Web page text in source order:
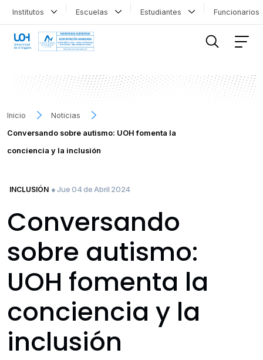
Institutos Escuelas Estudiantes
Inicio
Noticias
Conversando sobre autismo: UOH fomenta la
conciencia y la inclusión
INCLUSIÓN ● Jue 04 de Abril 2024
Conversando
sobre autismo:
UOH fomenta la
conciencia y la
inclusión